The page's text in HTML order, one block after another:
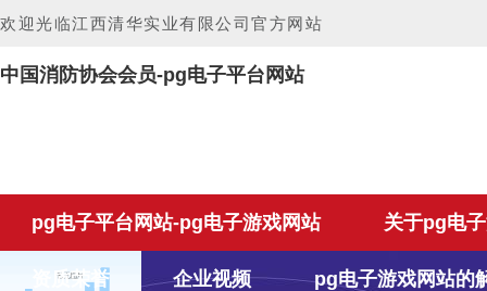
欢迎光临江西清华实业有限公司官方网站
中国消防协会会员-pg电子平台网站
pg电子平台网站-pg电子游戏网站 关于pg电
资质荣誉 企业视频 pg电子游戏网站的